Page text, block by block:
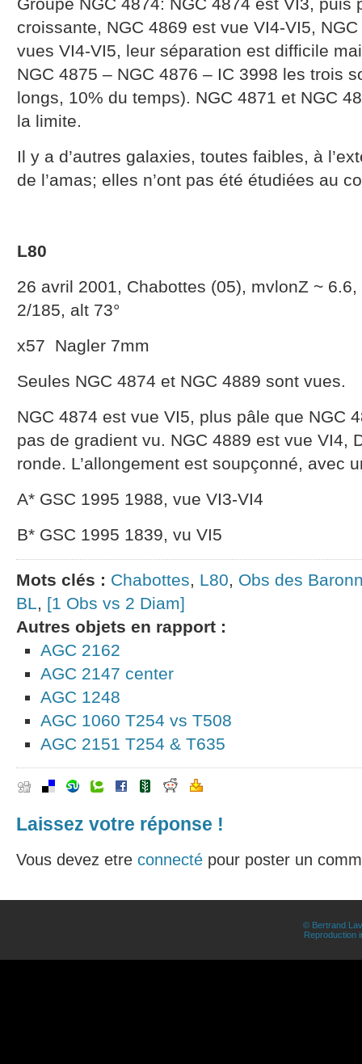
croissante, NGC 4869 est vue VI4-VI5,
vues VI4-VI5, leur séparation est difficile
NGC 4875 – NGC 4876 – IC 3998 les trois
longs, 10% du temps). NGC 4871 et NGC
la limite.
Il y a d’autres galaxies, toutes faibles, à
de l’amas; elles n’ont pas été étudiées au
L80
26 avril 2001, Chabottes (05), mvlonZ ~
2/185, alt 73°
x57 Nagler 7mm
Seules NGC 4874 et NGC 4889 sont vues.
NGC 4874 est vue VI5, plus pâle que NGC
pas de gradient vu. NGC 4889 est vue VI4,
ronde. L’allongement est soupçonné, avec
A* GSC 1995 1988, vue VI3-VI4
B* GSC 1995 1839, vu VI5
Mots clés : Chabottes, L80, Obs des
BL, [1 Obs vs 2 Diam]
Autres objets en rapport :
AGC 2162
AGC 2147 center
AGC 1248
AGC 1060 T254 vs T508
AGC 2151 T254 & T635
Laissez votre réponse !
Vous devez etre connecté pour poster un
© Bertrand
Reproduction